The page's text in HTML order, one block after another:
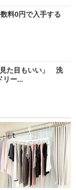
料0円で入手する
見た目もいい」 洗
リー...